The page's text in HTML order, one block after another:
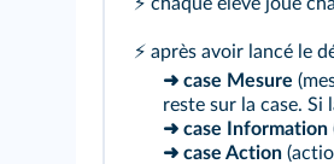
⚡ après avoir lancé le
➜ case Mesure
reste sur la case. Si
➜ case Information
➜ case Action